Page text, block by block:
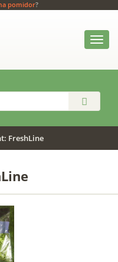
pomidor?
Włącz
menu
FreshLine